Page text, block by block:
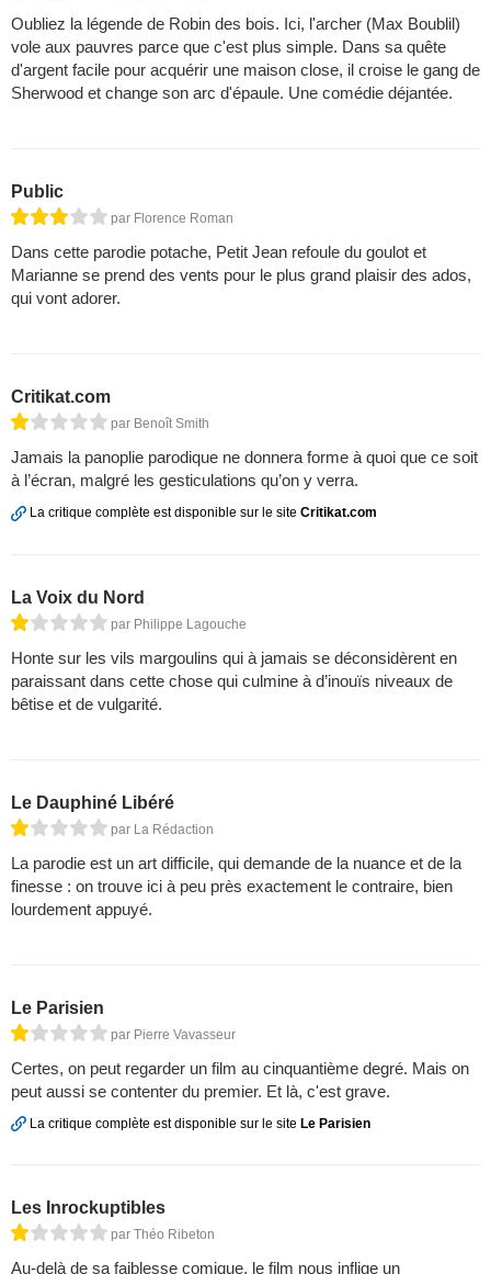
Oubliez la légende de Robin des bois. Ici, l'archer (Max Boublil)
vole aux pauvres parce que c'est plus simple. Dans sa quête
d'argent facile pour acquérir une maison close, il croise le gang de
Sherwood et change son arc d'épaule. Une comédie déjantée.
Public
par Florence Roman
Dans cette parodie potache, Petit Jean refoule du goulot et
Marianne se prend des vents pour le plus grand plaisir des ados,
qui vont adorer.
Critikat.com
par Benoît Smith
Jamais la panoplie parodique ne donnera forme à quoi que ce soit
à l’écran, malgré les gesticulations qu’on y verra.
La critique complète est disponible sur le site Critikat.com
La Voix du Nord
par Philippe Lagouche
Honte sur les vils margoulins qui à jamais se déconsidèrent en
paraissant dans cette chose qui culmine à d’inouïs niveaux de
bêtise et de vulgarité.
Le Dauphiné Libéré
par La Rédaction
La parodie est un art difficile, qui demande de la nuance et de la
finesse : on trouve ici à peu près exactement le contraire, bien
lourdement appuyé.
Le Parisien
par Pierre Vavasseur
Certes, on peut regarder un film au cinquantième degré. Mais on
peut aussi se contenter du premier. Et là, c'est grave.
La critique complète est disponible sur le site Le Parisien
Les Inrockuptibles
par Théo Ribeton
Au-delà de sa faiblesse comique, le film nous inflige un